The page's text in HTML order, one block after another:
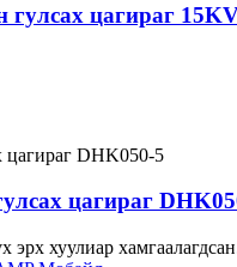
гулсах цагираг
цагираг
хуулиар